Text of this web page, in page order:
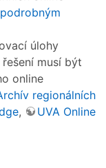
úlohy
musí být
online
regionálních
,
UVA Online